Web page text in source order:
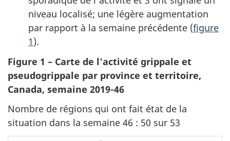
niveau localisé; une légère augmentation
par rapport à la semaine précédente (figure
1).
Figure 1 – Carte de l'activité grippale et
pseudogrippale par province et territoire,
Canada, semaine 2019-46
Nombre de régions qui ont fait état de la
situation dans la semaine 46 : 50 sur 53